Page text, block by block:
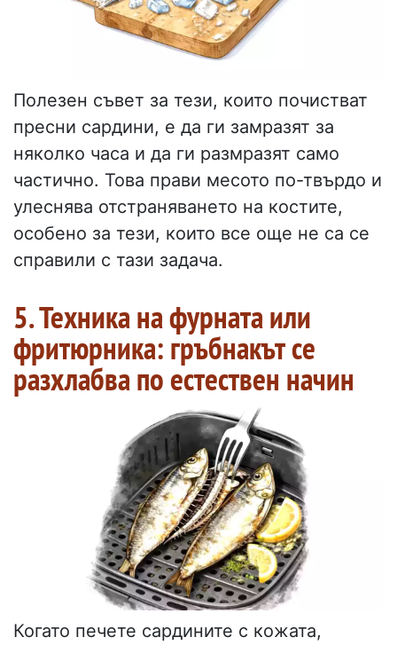
Полезен съвет за тези, които почистват
пресни сардини, е да ги замразят за
няколко часа и да ги размразят само
частично. Това прави месото по-твърдо и
улеснява отстраняването на костите,
особено за тези, които все още не са се
справили с тази задача.
5. Техника на фурната или
фритюрника: гръбнакът се
разхлабва по естествен начин
Когато печете сардините с кожата,